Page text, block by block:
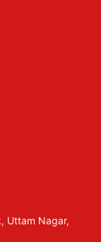
Uttam Nagar,